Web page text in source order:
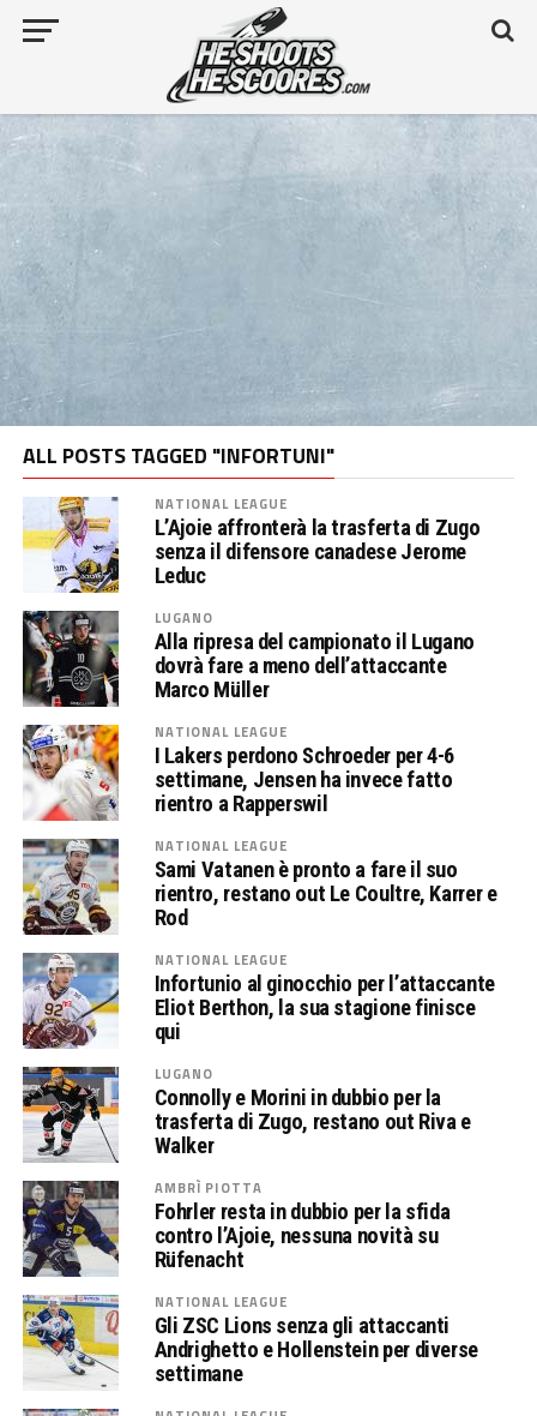
ALL POSTS TAGGED "INFORTUNI"
NATIONAL LEAGUE
L’Ajoie affronterà la trasferta di Zugo
senza il difensore canadese Jerome
Leduc
LUGANO
Alla ripresa del campionato il Lugano
dovrà fare a meno dell’attaccante
Marco Müller
NATIONAL LEAGUE
I Lakers perdono Schroeder per 4-6
settimane, Jensen ha invece fatto
rientro a Rapperswil
NATIONAL LEAGUE
Sami Vatanen è pronto a fare il suo
rientro, restano out Le Coultre, Karrer e
Rod
NATIONAL LEAGUE
Infortunio al ginocchio per l’attaccante
Eliot Berthon, la sua stagione finisce
qui
LUGANO
Connolly e Morini in dubbio per la
trasferta di Zugo, restano out Riva e
Walker
AMBRÌ PIOTTA
Fohrler resta in dubbio per la sfida
contro l’Ajoie, nessuna novità su
Rüfenacht
NATIONAL LEAGUE
Gli ZSC Lions senza gli attaccanti
Andrighetto e Hollenstein per diverse
settimane